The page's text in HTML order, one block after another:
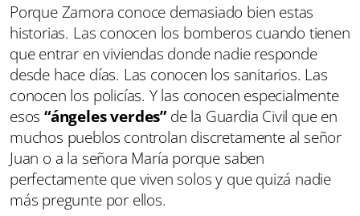
Porque Zamora conoce demasiado bien estas
historias. Las conocen los bomberos cuando tienen
que entrar en viviendas donde nadie responde
desde hace días. Las conocen los sanitarios. Las
conocen los policías. Y las conocen especialmente
esos“ángeles verdes”de la Guardia Civil que en
muchos pueblos controlan discretamente al señor
Juan o a la señora María porque saben
perfectamente que viven solos y que quizá nadie
más pregunte por ellos.